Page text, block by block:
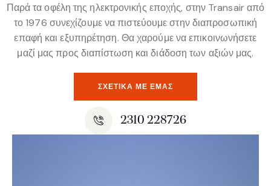
Παρά τα οφέλη της ηλεκτρονικής εποχής, στην Transair από
το 1976 συνεχίζουμε να πιστεύουμε στην διαπροσωπική
επαφή και εξυπηρέτηση. Θα χαρούμε να επικοινωνήσετε
μαζί μας προς διαπίστωση και διάδοση των αξιών μας.
ΣΧΕΤΙΚΆ ΜΕ ΕΜΆΣ
2310 228726